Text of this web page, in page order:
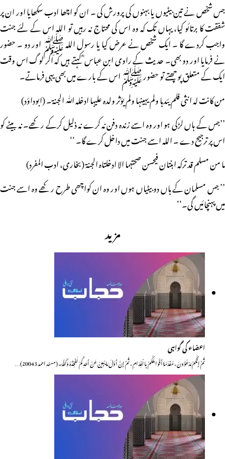
جس شخص نے تین بیٹیوں یا بہنوں کی پرورش کی ۔ ان کو اچھا ادب سکھایا اور ان پر
شفقت کا برتائو کیا، یہاں تک کہ وہ اس کی محتاج نہ رہیں تو اللہ اس کے لئے جنت
واجب کردے گا ۔ ایک شخص نے عرض کیا یا رسول اللہ ﷺ اور دو ۔ حضور
نے فرمایا اور دو بھی۔ حدیث کے راوی ابن عباس ؓ کہتے ہیں کہ اگر لوگ اس وقت
ایک کے متعلق پوچھتے تو حضور ﷺ اس کے بارے میں بھی یہی فرماتے۔
من کانت لہ انثی فلم یئدہا ولم یہینہا ولم یؤثر ولدہ علیہا ادخلہ اللّٰہ الجنۃ۔ (ابوداؤد)
’’جس کے ہاں لڑکی ہو اور وہ اسے زندہ دفن نہ کرے نہ ذلیل کرکے رکھے۔ نہ بیٹے کو
اس پر ترجیح دے ۔ اللہ اسے جنت میں داخل کرے گا۔ ‘‘
ما من مسلم قد ترکہ ابنتان فیحسن صحتہما الا ادخلتاہ الجنۃ (بخاری، ادب المفرد)
’’ جس مسلمان کے ہاں دو بیٹیاں ہوں اور وہ ان کواچھی طرح رکھے وہ اسے جنت
میں پہنچائیں گی۔‘‘
مزید
اعضاء کی گواہی
ثُمَّ إِنَّكُمْ مَدْعُوُّونَ ، مُفَدَّمَةً أَفْوَاهُكُمْ بِالْفِدَامِ ، ثُمَّ إِنَّ أَوَّلَ مَا يُبِينُ عَنْ أَحَدِكُمْ لَفَخِذُهُ وَكَفُّهُ۔ (مسند احمد 20043)…